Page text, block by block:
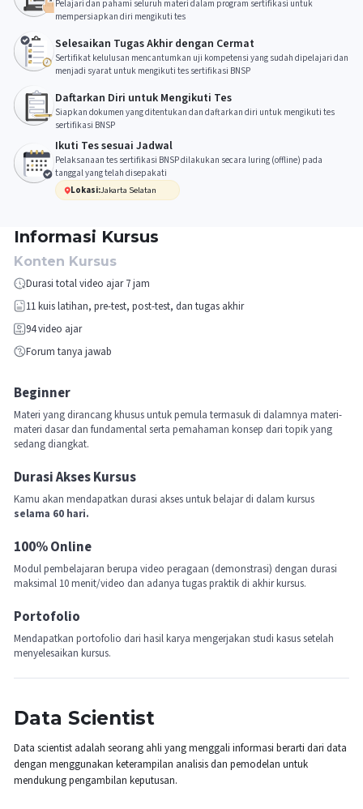
Data Scientist
Data scientist adalah seorang ahli yang menggali informasi berarti dari data
dengan menggunakan keterampilan analisis dan pemodelan untuk
mendukung pengambilan keputusan.
Pelajari dan pahami seluruh materi dalam program sertifikasi untuk
mempersiapkan diri mengikuti tes
Selesaikan Tugas Akhir dengan Cermat
Sertifikat kelulusan mencantumkan uji kompetensi yang sudah dipelajari dan
menjadi syarat untuk mengikuti tes sertifikasi BNSP
Daftarkan Diri untuk Mengikuti Tes
Siapkan dokumen yang ditentukan dan daftarkan diri untuk mengikuti tes
sertifikasi BNSP
Ikuti Tes sesuai Jadwal
Pelaksanaan tes sertifikasi BNSP dilakukan secara luring (offline) pada
tanggal yang telah disepakati
Lokasi:Jakarta Selatan
Informasi Kursus
Beginner
Materi yang dirancang khusus untuk pemula termasuk di dalamnya materi-
materi dasar dan fundamental serta pemahaman konsep dari topik yang
sedang diangkat.
Durasi Akses Kursus
Kamu akan mendapatkan durasi akses untuk belajar di dalam kursus
selama 60 hari.
100% Online
Modul pembelajaran berupa video peragaan (demonstrasi) dengan durasi
maksimal 10 menit/video dan adanya tugas praktik di akhir kursus.
Portofolio
Mendapatkan portofolio dari hasil karya mengerjakan studi kasus setelah
menyelesaikan kursus.
Konten Kursus
Durasi total video ajar 7 jam
11kuis latihan, pre-test, post-test, dan tugas akhir
94video ajar
Forum tanya jawab